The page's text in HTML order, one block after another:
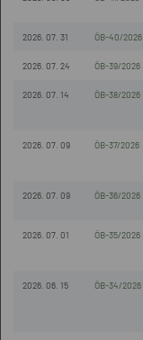
2026. 07. 31 ÖB-40/2026
2026. 07. 24 ÖB-39/2026
2026. 07. 14 ÖB-38/2026
2026. 07. 09 ÖB-37/2026
2026. 07. 09 ÖB-36/2026
2026. 07. 01 ÖB-35/2026
2026. 06. 15 ÖB-34/2026